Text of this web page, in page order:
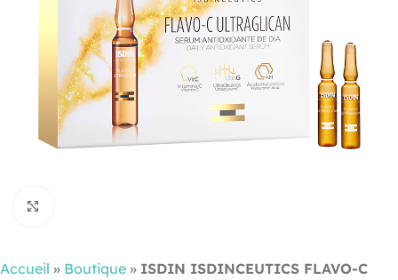
Accueil » Boutique » ISDIN ISDINCEUTICS FLAVO-C